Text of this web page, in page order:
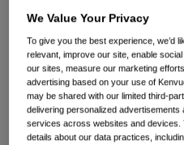
migliori della categoria,
collaboriamo e
nelle comunità, nelle case
mondo. Negli ultimi
hanno condotto più di 500
fornire cure quotidiane
We Value Your Privacy
To give you the best experience, we’d
relevant, improve our site, enable
our sites, measure our marketing
advertising based on your use of
may be shared with our limited third-
delivering personalized
services across websites and devices.
details about our data practices,